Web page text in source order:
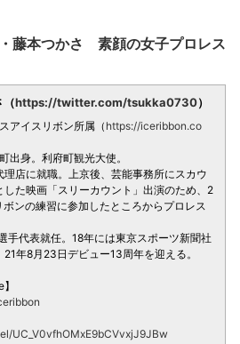
・藤本つかさ 素顔の女子プロレス
（https://twitter.com/tsukka0730）
アイスリボン所属（ https://iceribbon.co
出身。利府町観光大使。
店に就職。上京後、芸能事務所にスカウ
した映画「スリーカウント」出演のため、2
ンの練習に参加したところからプロレス
手代表就任。18年には東京スポーツ新聞社
年8月23日デビュー13周年を迎える。
UC_V0vfhOMxE9bCVvxjJ9JBw